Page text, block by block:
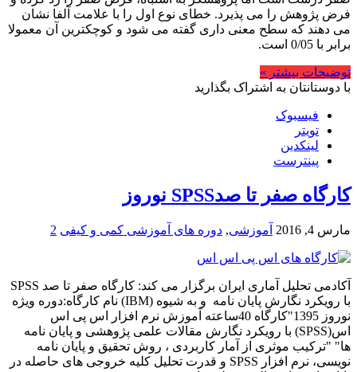
فرض پژوهش را می پذیرد. خطای نوع اول را با علامت آلفا نشان
می دهند که سطح معنی داری گفته می شود و کوچکترین آن معمولا
برابر با 0/05 است.
توضیحات بیشتر »
با دوستانتان به اشتراک بگذارید
فیسبوک
تویتر
لینکدین
پینترست
کارگاه صفر تا صدSPSS نوروز
مارس 4, 2016 آموزشی, دوره های آموزشی کمی و کیفی 2
با رویکرد نگارش پایان نامه و به شیوه (IBM) نام کارگاه:دوره ویژه
نوروز 1395"کارگاه 40ساعته آموزش نرم افزار اس پی اس
اس(SPSS) با رویکرد نگارش مقالات علمی پژوهشی و پایان نامه
ها" "ترکیب موثری از آمار کاربردی ، روش تحقیق و پایان نامه
نویسی، نرم افزار SPSS و قدرت تحلیل کلیه خروجی های حاصله در